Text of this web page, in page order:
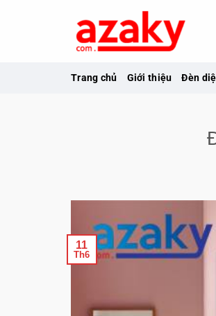
Trang chủ Giới thiệu Đèn
11
Th6